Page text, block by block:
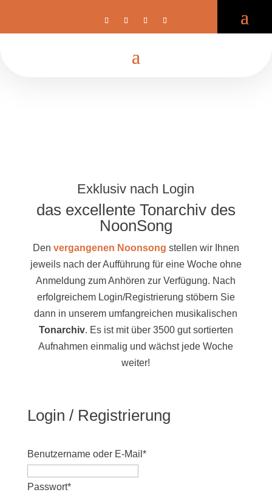
Exklusiv nach Login
das excellente Tonarchiv des
NoonSong
Den vergangenen Noonsong stellen wir Ihnen
jeweils nach der Aufführung für eine Woche ohne
Anmeldung zum Anhören zur Verfügung. Nach
erfolgreichem Login/Registrierung stöbern Sie
dann in unserem umfangreichen musikalischen
Tonarchiv. Es ist mit über 3500 gut sortierten
Aufnahmen einmalig und wächst jede Woche
weiter!
Login / Registrierung
Benutzername oder E-Mail *
Passwort*